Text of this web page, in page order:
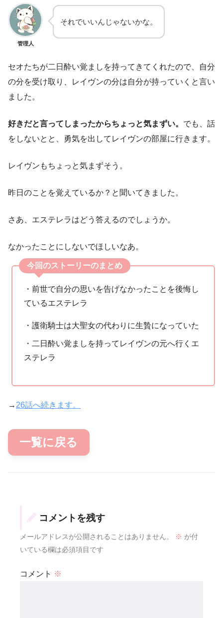
管理人
それでいいんじゃないかな。
セオたちが二日酔い覚ましを持ってきてくれたので、自分
の分を受け取り、レイヴンの分は自分が持っていくと言い
ました。
好きだと言ってしまったからちょっと気まずい。 でも、話
をしないとと、勇気を出してレイヴンの部屋に行きます。
レイヴンもちょっと気まずそう。
昨日のことを覚えているか？と聞いてきました。
さあ、エステレラはどう答えるのでしょうか。
なかったことにしないでほしいなあ。
今回のストーリーのまとめ
・前世で自分の思いを告げなかったことを後悔し
ているエステレラ
・護衛騎士は大聖女の代わりに生贄になっていた
・二日酔い覚ましを持ってレイヴンの元へ行くエ
ステレラ
→ 26話へ続きます。
一覧に戻る
コメントを残す
メールアドレスが公開されることはありません。 ※ が付
いている欄は必須項目です
コメント ※